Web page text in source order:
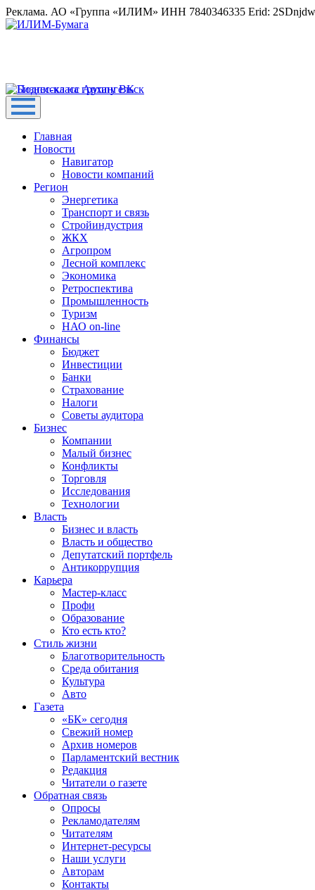
Реклама. АО «Группа «ИЛИМ» ИНН 7840346335 Erid:
Главная
Новости
Навигатор
Новости компаний
Регион
Энергетика
Транспорт и связь
Стройиндустрия
ЖКХ
Агропром
Лесной комплекс
Экономика
Ретроспектива
Промышленность
Туризм
НАО on-line
Финансы
Бюджет
Инвестиции
Банки
Страхование
Налоги
Советы аудитора
Бизнес
Компании
Малый бизнес
Конфликты
Торговля
Исследования
Технологии
Власть
Бизнес и власть
Власть и общество
Депутатский портфель
Антикоррупция
Карьера
Мастер-класс
Профи
Образование
Кто есть кто?
Стиль жизни
Благотворительность
Среда обитания
Культура
Авто
Газета
«БК» сегодня
Свежий номер
Архив номеров
Парламентский вестник
Редакция
Читатели о газете
Обратная связь
Опросы
Рекламодателям
Читателям
Интернет-ресурсы
Наши услуги
Авторам
Контакты